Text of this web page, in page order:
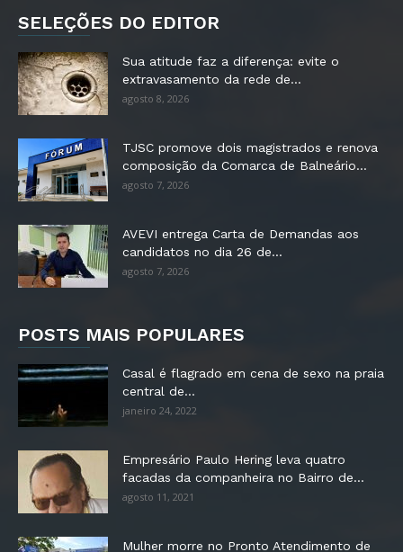
SELEÇÕES DO EDITOR
Sua atitude faz a diferença: evite o
extravasamento da rede de...
agosto 8, 2026
TJSC promove dois magistrados e renova
composição da Comarca de Balneário...
agosto 7, 2026
AVEVI entrega Carta de Demandas aos
candidatos no dia 26 de...
agosto 7, 2026
POSTS MAIS POPULARES
Casal é flagrado em cena de sexo na praia
central de...
janeiro 24, 2022
Empresário Paulo Hering leva quatro
facadas da companheira no Bairro de...
agosto 11, 2021
Mulher morre no Pronto Atendimento de